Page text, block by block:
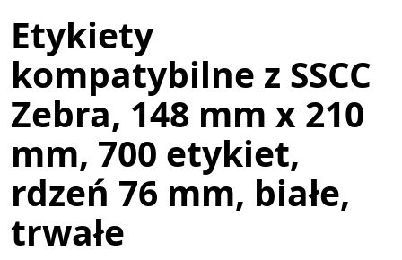
Etykiety
kompatybilne z SSCC
Zebra, 148 mm x 210
mm, 700 etykiet,
rdzeń 76 mm, białe,
trwałe